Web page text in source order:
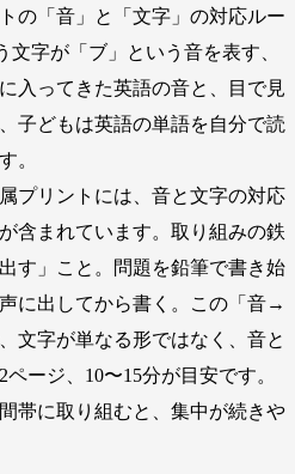
の「音」と「文字」の対応ルー
字が「ブ」という音を表す、
入ってきた英語の音と、目で見
子どもは英語の単語を自分で読
。
プリントには、音と文字の対応
含まれています。取り組みの鉄
す」こと。問題を鉛筆で書き始
に出してから書く。この「音→
文字が単なる形ではなく、音と
ージ、10〜15分が目安です。
帯に取り組むと、集中が続きや